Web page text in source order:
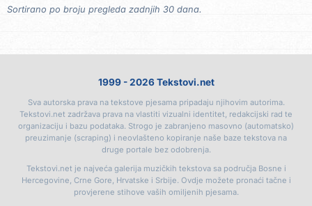
21. Azra Husarkić Omađijana
Oče i majko
25. Azra Husarkić Malo ja, malo ti 06.08
26. Alen Hasanović Fanatik 05.08
27. Husnija Mešaljić - Hule
28. In Vivo Brunello 05.08
10. Halid Bešlić Ljiljani
Rekla si mi
14. Karlo! Mon amour 6 396
15. Vesna Zmijanac Ovo u grudima 6 345
16. Džej Ramadanovski Ova mačka do mene
17. Amira Medunjanin Pjevat ćemo šta nam srce zna 5 883
Sortirano po broju pregleda zadnjih 30 dana.
1999 - 2026 Tekstovi.net
Sva autorska prava na tekstove pjesama pripadaju njihovim autorima.
Tekstovi.net zadržava prava na vlastiti vizualni identitet, redakcijski rad te
organizaciju i bazu podataka. Strogo je zabranjeno masovno (automatsko)
preuzimanje (scraping) i neovlašteno kopiranje naše baze tekstova na
druge portale bez odobrenja.
Tekstovi.net je najveća galerija muzičkih tekstova sa područja Bosne i
Hercegovine, Crne Gore, Hrvatske i Srbije. Ovdje možete pronaći tačne i
provjerene stihove vaših omiljenih pjesama.